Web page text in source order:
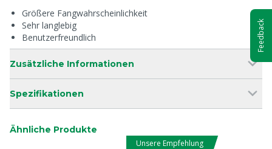
Größere Fangwahrscheinlichkeit
Sehr langlebig
Benutzerfreundlich
Zusätzliche Informationen
Spezifikationen
Ähnliche Produkte
Unsere Empfehlung
Feedback